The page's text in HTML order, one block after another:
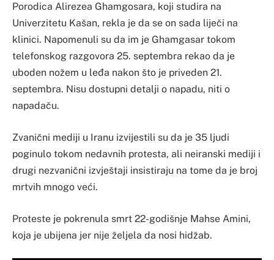
Porodica Alirezea Ghamgosara, koji studira na
Univerzitetu Kašan, rekla je da se on sada liječi na
klinici. Napomenuli su da im je Ghamgasar tokom
telefonskog razgovora 25. septembra rekao da je
uboden nožem u leđa nakon što je priveden 21.
septembra. Nisu dostupni detalji o napadu, niti o
napadaču.
Zvanični mediji u Iranu izvijestili su da je 35 ljudi
poginulo tokom nedavnih protesta, ali neiranski mediji i
drugi nezvanični izvještaji insistiraju na tome da je broj
mrtvih mnogo veći.
Proteste je pokrenula smrt 22-godišnje Mahse Amini,
koja je ubijena jer nije željela da nosi hidžab.